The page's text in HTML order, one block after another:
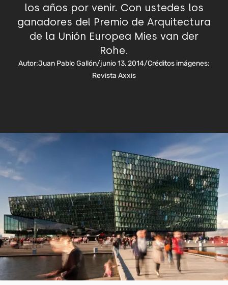
los años por venir. Con ustedes los
ganadores del Premio de Arquitectura
de la Unión Europea Mies van der
Rohe.
Autor:Juan Pablo Gallón/junio 13, 2014/Créditos imágenes:
Revista Axxis